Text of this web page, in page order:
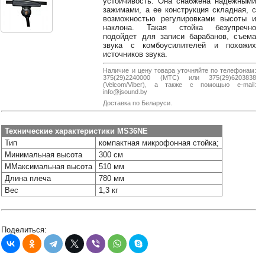
38-
38
8
0162
25-
jsound.by
jsoundby
зажимами, а ее конструкция складная, с
возможностью регулировками высоты и
наклона. Такая стойка безупречно
подойдет для записи барабанов, съема
звука с комбоусилителей и похожих
источников звука.
Наличие и цену товара уточняйте по телефонам:
375(29)2240000 (МТС) или 375(29)6203838
(Velcom/Viber), а также с помощью e-mail:
info@jsound.by
Доставка по Беларуси.
Технические характеристики MS36NE
Тип
компактная микрофонная стойка;
Минимальная высота
300 см
ММаксимальная высота
510 мм
Длина плеча
780 мм
Вес
1,3 кг
Поделиться: